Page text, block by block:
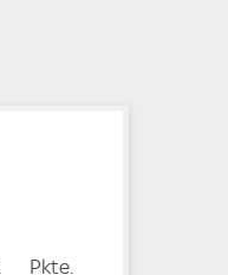
Differenz
Pkte.